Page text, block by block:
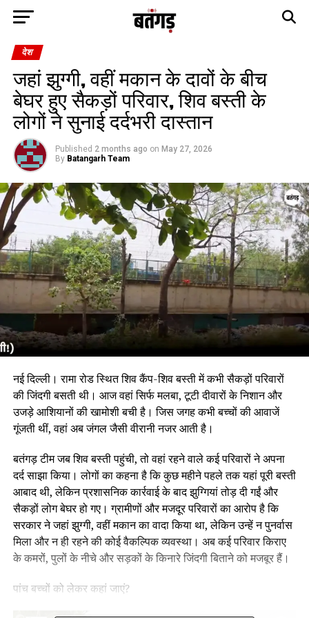
देश
जहां झुग्गी, वहीं मकान के दावों के बीच
बेघर हुए सैकड़ों परिवार, शिव बस्ती के
लोगों ने सुनाई दर्दभरी दास्तान
Published 2 months ago on May 27, 2026
By Batangarh Team
नई दिल्ली। रामा रोड स्थित शिव कैंप-शिव बस्ती में कभी सैकड़ों परिवारों
की जिंदगी बसती थी। आज वहां सिर्फ मलबा, टूटी दीवारों के निशान और
उजड़े आशियानों की खामोशी बची है। जिस जगह कभी बच्चों की आवाजें
गूंजती थीं, वहां अब जंगल जैसी वीरानी नजर आती है।
बतंगड़ टीम जब शिव बस्ती पहुंची, तो वहां रहने वाले कई परिवारों ने अपना
दर्द साझा किया। लोगों का कहना है कि कुछ महीने पहले तक यहां पूरी बस्ती
आबाद थी, लेकिन प्रशासनिक कार्रवाई के बाद झुग्गियां तोड़ दी गईं और
सैकड़ों लोग बेघर हो गए। ग्रामीणों और मजदूर परिवारों का आरोप है कि
सरकार ने जहां झुग्गी, वहीं मकान का वादा किया था, लेकिन उन्हें न पुनर्वास
मिला और न ही रहने की कोई वैकल्पिक व्यवस्था। अब कई परिवार किराए
के कमरों, पुलों के नीचे और सड़कों के किनारे जिंदगी बिताने को मजबूर हैं।
पांच बच्चों को लेकर कहां जाएं?